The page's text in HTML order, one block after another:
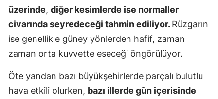
Kırşehir
Kocaeli
Malatya
üzerinde, diğer kesimlerde ise normaller
civarında seyredeceği tahmin ediliyor.Rüzgarın
ise genellikle güney yönlerden hafif, zaman
zaman orta kuvvette eseceği öngörülüyor.
Öte yandan bazı büyükşehirlerde parçalı bulutlu
hava etkili olurken, bazı illerde gün içerisinde